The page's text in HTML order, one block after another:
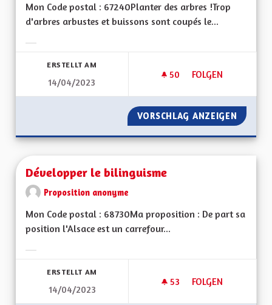
Mon Code postal : 67240Planter des arbres !Trop
d'arbres arbustes et buissons sont coupés le...
ERSTELLT AM
14/04/2023
50 50 FOLLOWER
FOLGEN
CLIMAT, FAUNE,
VORSCHLAG ANZEIGEN
Développer le bilinguisme
Proposition anonyme
Mon Code postal : 68730Ma proposition : De part sa
position l'Alsace est un carrefour...
ERSTELLT AM
14/04/2023
53 53 FOLLOWER
FOLGEN
DÉVELOPPER LE